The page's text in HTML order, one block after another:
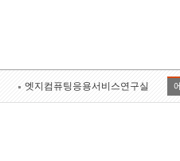
엣지컴퓨팅응용서비스연구실